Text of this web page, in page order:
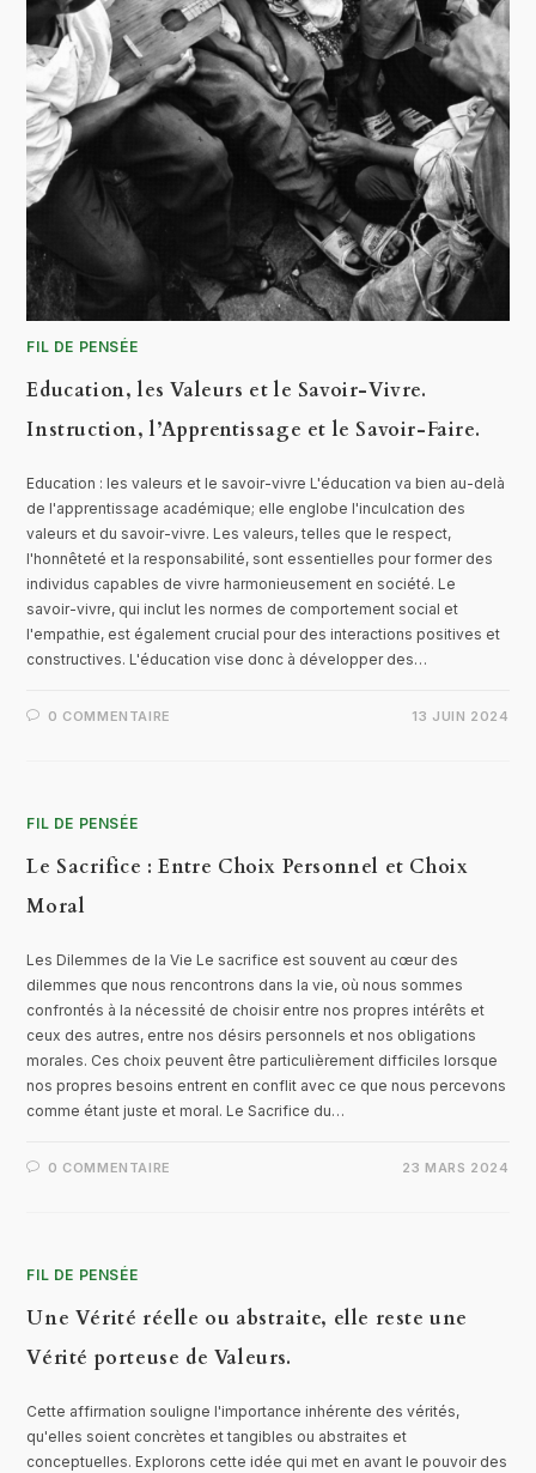
FIL DE PENSÉE
Education, les Valeurs et le Savoir-Vivre.
Instruction, l’Apprentissage et le Savoir-Faire.
Education : les valeurs et le savoir-vivre L'éducation va bien au-delà
de l'apprentissage académique; elle englobe l'inculcation des
valeurs et du savoir-vivre. Les valeurs, telles que le respect,
l'honnêteté et la responsabilité, sont essentielles pour former des
individus capables de vivre harmonieusement en société. Le
savoir-vivre, qui inclut les normes de comportement social et
l'empathie, est également crucial pour des interactions positives et
constructives. L'éducation vise donc à développer des…
0 COMMENTAIRE 13 JUIN 2024
FIL DE PENSÉE
Le Sacrifice : Entre Choix Personnel et Choix
Moral
Les Dilemmes de la Vie Le sacrifice est souvent au cœur des
dilemmes que nous rencontrons dans la vie, où nous sommes
confrontés à la nécessité de choisir entre nos propres intérêts et
ceux des autres, entre nos désirs personnels et nos obligations
morales. Ces choix peuvent être particulièrement difficiles lorsque
nos propres besoins entrent en conflit avec ce que nous percevons
comme étant juste et moral. Le Sacrifice du…
0 COMMENTAIRE 23 MARS 2024
FIL DE PENSÉE
Une Vérité réelle ou abstraite, elle reste une
Vérité porteuse de Valeurs.
Cette affirmation souligne l'importance inhérente des vérités,
qu'elles soient concrètes et tangibles ou abstraites et
conceptuelles. Explorons cette idée qui met en avant le pouvoir des